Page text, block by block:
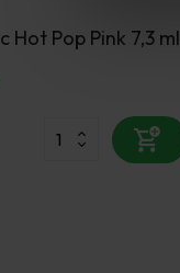
Hot Pop Pink 7,3 ml